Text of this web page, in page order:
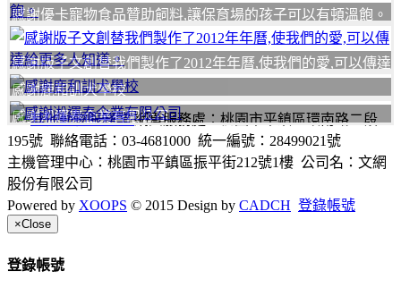
續為他們的未來而轉動。
感謝優卡寵物食品贊助飼料,讓保育場的孩子可以有頓溫飽。
感謝版子文創替我們製作了2012年年曆,使我們的愛,可以傳達
給更多人知道。
感謝鹿和訓犬學校
感謝淞運泰企業有限公司網頁服務處：桃園市平鎮區環南路二段
195號 聯絡電話：03-4681000 統一編號：28499021號
主機管理中心：桃園市平鎮區振平街212號1樓 公司名：文網
股份有限公司
Powered by XOOPS © 2015 Design by CADCH 登錄帳號
×Close
登錄帳號